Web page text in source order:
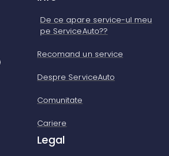
De ce apare service-ul meu
pe ServiceAuto??
Recomand un service
Despre ServiceAuto
Comunitate
Cariere
Legal